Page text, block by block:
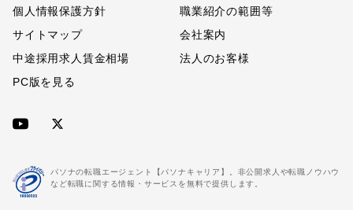
個人情報保護方針
職業紹介の範囲等
サイトマップ
会社案内
中途採用求人賃金相場
法人のお客様
PC版を見る
パソナの転職エージェント【パソナキャリア】。非公開求人や転職ノウハウ
など転職に関する情報・サービスを無料で提供します。